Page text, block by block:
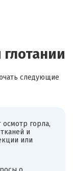
следующие
горла,
и
или